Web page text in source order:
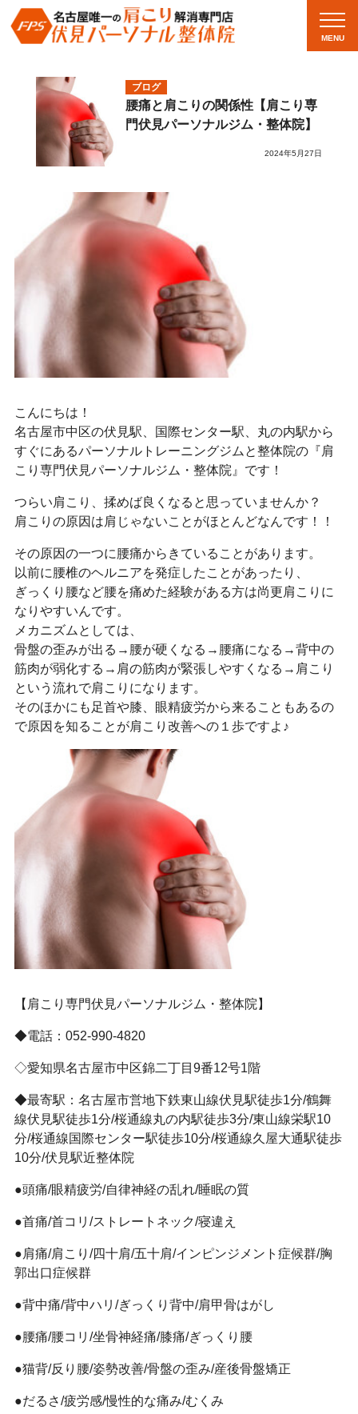
MENU
ブログ
腰痛と肩こりの関係性【肩こり専
門伏見パーソナルジム・整体院】
2024年5月27日
こんにちは！
名古屋市中区の伏見駅、国際センター駅、丸の内駅から
すぐにあるパーソナルトレーニングジムと整体院の『肩
こり専門伏見パーソナルジム・整体院』です！
つらい肩こり、揉めば良くなると思っていませんか？
肩こりの原因は肩じゃないことがほとんどなんです！！
その原因の一つに腰痛からきていることがあります。
以前に腰椎のヘルニアを発症したことがあったり、
ぎっくり腰など腰を痛めた経験がある方は尚更肩こりに
なりやすいんです。
メカニズムとしては、
骨盤の歪みが出る→腰が硬くなる→腰痛になる→背中の
筋肉が弱化する→肩の筋肉が緊張しやすくなる→肩こり
という流れで肩こりになります。
そのほかにも足首や膝、眼精疲労から来ることもあるの
で原因を知ることが肩こり改善への１歩ですよ♪
【肩こり専門伏見パーソナルジム・整体院】
◆電話：052-990-4820
◇愛知県名古屋市中区錦二丁目9番12号1階
◆最寄駅：名古屋市営地下鉄東山線伏見駅徒歩1分/鶴舞
線伏見駅徒歩1分/桜通線丸の内駅徒歩3分/東山線栄駅10
分/桜通線国際センター駅徒歩10分/桜通線久屋大通駅徒歩
10分/伏見駅近整体院
●頭痛/眼精疲労/自律神経の乱れ/睡眠の質
●首痛/首コリ/ストレートネック/寝違え
●肩痛/肩こり/四十肩/五十肩/インピンジメント症候群/胸
郭出口症候群
●背中痛/背中ハリ/ぎっくり背中/肩甲骨はがし
●腰痛/腰コリ/坐骨神経痛/膝痛/ぎっくり腰
●猫背/反り腰/姿勢改善/骨盤の歪み/産後骨盤矯正
●だるさ/疲労感/慢性的な痛み/むくみ